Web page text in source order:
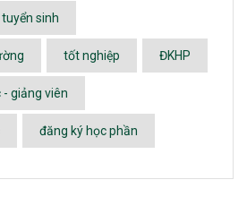
tuyển sinh
tốt nghiệp ĐKHP
giảng viên
đăng ký học phần